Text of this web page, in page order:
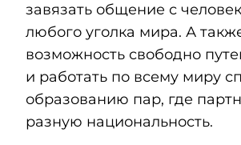
завязать общение с
любого уголка мира. А
возможность свободно
и работать по всему миру
образованию пар, где
разную национальность.